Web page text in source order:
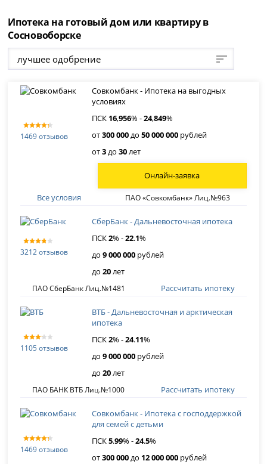
Ипотека на готовый дом или квартиру в
Сосновоборске
лучшее одобрение
1469 отзывов
Совкомбанк - Ипотека на выгодных
условиях
ПСК 16,956% -24,849%
от300 000до50 000 000 рублей
от3до30лет
Все условия ПАО «Совкомбанк» Лиц.№963
Онлайн-заявка
3212 отзывов
СберБанк - Дальневосточная ипотека
ПСК2% -22.1%
до9 000 000 рублей
до20лет
ПАО СберБанк Лиц.№1481 Рассчитать ипотеку
1105 отзывов
ВТБ - Дальневосточная и арктическая
ипотека
ПСК2% -24.11%
до9 000 000 рублей
до20лет
ПАО БАНК ВТБ Лиц.№1000 Рассчитать ипотеку
1469 отзывов
Совкомбанк - Ипотека с господдержкой
для семей с детьми
ПСК5.99% -24.5%
от300 000до 12 000 000 рублей